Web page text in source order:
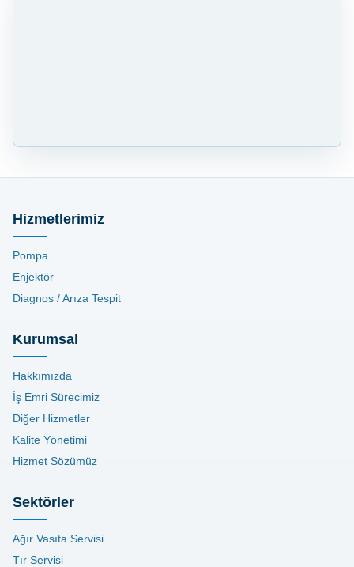
Hizmetlerimiz
Pompa
Enjektör
Diagnos / Arıza Tespit
Kurumsal
Hakkımızda
İş Emri Sürecimiz
Diğer Hizmetler
Kalite Yönetimi
Hizmet Sözümüz
Sektörler
Ağır Vasıta Servisi
Tır Servisi